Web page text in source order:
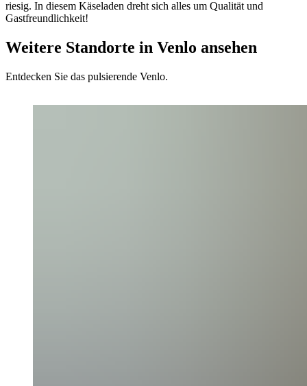
riesig. In diesem Käseladen dreht sich alles um Qualität und
Gastfreundlichkeit!
Weitere Standorte in Venlo ansehen
Entdecken Sie das pulsierende Venlo.